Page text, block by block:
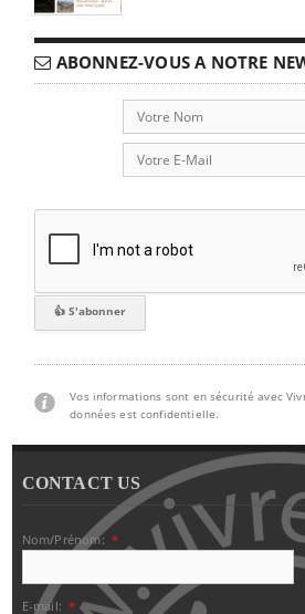
ABONNEZ-VOUS A NOTRE
Vos informations sont en sécurité avec
données est confidentielle.
CONTACT US
Nom/Prénom: *
E-mail: *